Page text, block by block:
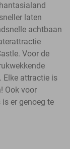
laten
achtbaan
Voor de
Elke attractie is
Ook voor
er genoeg te